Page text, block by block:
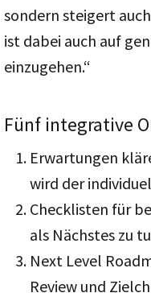
sondern steigert
ist dabei auch auf
einzugehen.“
Fünf integrative
Erwartungen
wird der
Checklisten für
als Nächstes zu
Next Level
Review und